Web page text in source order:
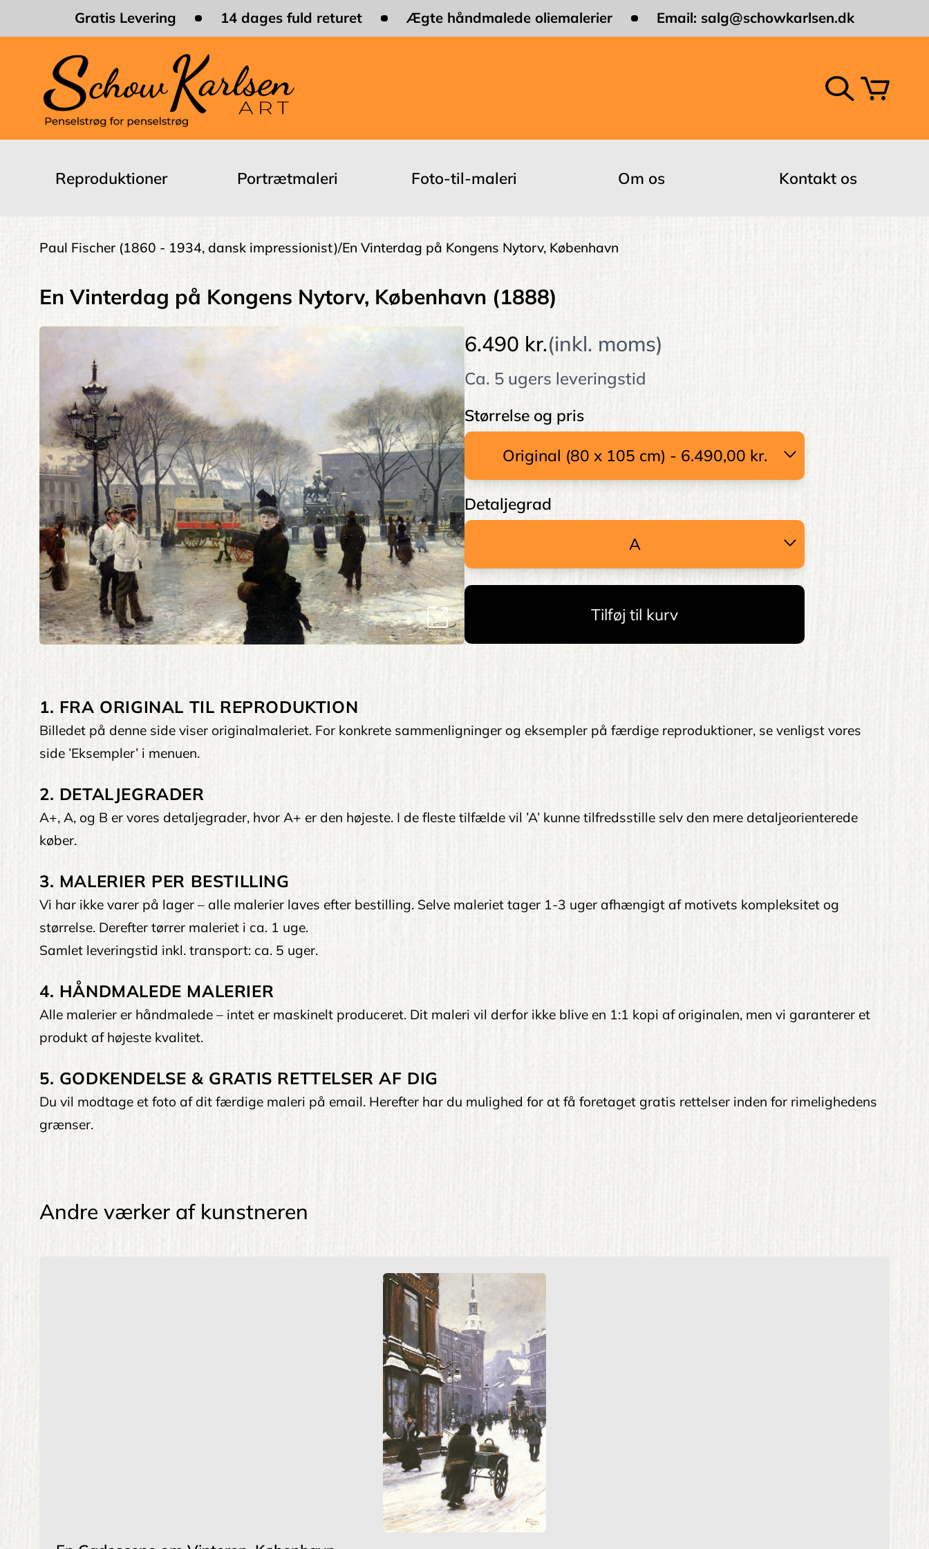
Gratis Levering 14 dages fuld returet Ægte håndmalede oliemalerier Email: salg@schowkarlsen.dk
Reproduktioner Portrætmaleri Foto-til-maleri Om os Kontakt os
Brødkrumme
Paul Fischer (1860 - 1934, dansk impressionist) En Vinterdag på Kongens Nytorv, København
En Vinterdag på Kongens Nytorv, København (1888)
6.490 kr.(inkl. moms)
Ca. 5 ugers leveringstid
Størrelse og pris
Detaljegrad
1. FRA ORIGINAL TIL REPRODUKTION
Billedet på denne side viser originalmaleriet. For konkrete sammenligninger og eksempler på færdige reproduktioner, se venligst vores
side ’Eksempler’ i menuen.
2. DETALJEGRADER
A+, A, og B er vores detaljegrader, hvor A+ er den højeste. I de fleste tilfælde vil ’A’ kunne tilfredsstille selv den mere detaljeorienterede
køber.
3. MALERIER PER BESTILLING
Vi har ikke varer på lager – alle malerier laves efter bestilling. Selve maleriet tager 1-3 uger afhængigt af motivets kompleksitet og
størrelse. Derefter tørrer maleriet i ca. 1 uge.
Samlet leveringstid inkl. transport: ca. 5 uger.
4. HÅNDMALEDE MALERIER
Alle malerier er håndmalede – intet er maskinelt produceret. Dit maleri vil derfor ikke blive en 1:1 kopi af originalen, men vi garanterer et
produkt af højeste kvalitet.
5. GODKENDELSE & GRATIS RETTELSER AF DIG
Du vil modtage et foto af dit færdige maleri på email. Herefter har du mulighed for at få foretaget gratis rettelser inden for rimelighedens
grænser.
Andre værker af kunstneren